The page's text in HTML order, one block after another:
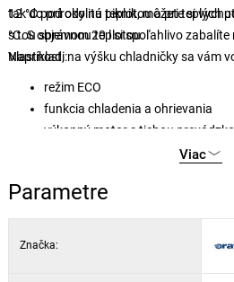
tak do prírody na piknik, môžete si
s tou správnou teplotou.
12 °C pod okolitú teplotou a pri teplých
°C. S objemom 20 l si spoľahlivo
Napríklad, na výšku chladničky sa vám
Vlastnosti:
režim ECO
funkcia chladenia a ohrievania
výkonný motor s tichou
vysokokvalitná izolácia veka a
napájanie: 220-240 V ~ 50 Hz, 12 V
Viac
Parametre
Značka: